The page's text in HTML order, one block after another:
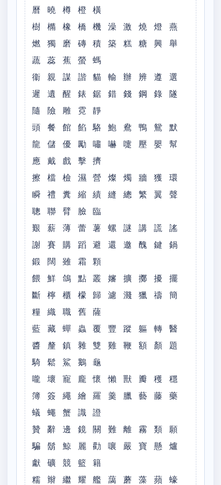
曆 曉 樽 橙 橫
樹 橢 橡 橋 機 澡 激 燒 燈 燕
燃 獨 磨 磚 積 築 糕 糖 興 舉
蔬 蕊 蕉 螢 螞
衞 親 謀 諧 貓 輸 辦 辨 遵 選
遲 遺 醒 錶 鋸 錯 錢 鋼 錄 隧
隨 險 雕 霓 靜
頭 餐 館 餡 駱 鮑 鴦 鴨 鴛 默
龍 儲 優 勵 嘯 嚇 嚏 壓 嬰 幫
應 戴 戲 擊 擠
擦 檔 檢 濕 營 燦 燭 牆 獲 環
瞬 禮 糞 縮 績 縫 總 繁 翼 聲
聰 聯 臂 臉 臨
艱 薪 薄 蕾 薯 螺 謎 講 謊 謠
謝 賽 購 蹈 避 還 邀 醜 鍵 鍋
鍛 闊 雖 霜 顆
餵 鮮 鴿 點 叢 嬸 擴 擲 擾 擺
斷 檸 櫃 檬 歸 濾 濺 獵 禱 簡
糧 織 職 舊 薩
藍 藏 蟬 蟲 覆 豐 蹤 軀 轉 醫
醬 釐 鎮 雜 雙 雞 鞭 額 顏 題
騎 鬆 鯊 鵝 龜
嚨 壞 寵 龐 懷 懶 獸 瓣 穫 穩
簿 簽 繩 繪 羅 羹 臘 藝 藤 藥
蟻 蠅 蟹 識 證
贊 辭 邊 鏡 關 難 離 霧 類 願
騙 鬍 鯨 麗 勸 嚷 嚴 寶 懸 爐
獻 礦 競 籃 籍
糯 辮 繼 耀 艦 藹 蘑 藻 蘋 蠔